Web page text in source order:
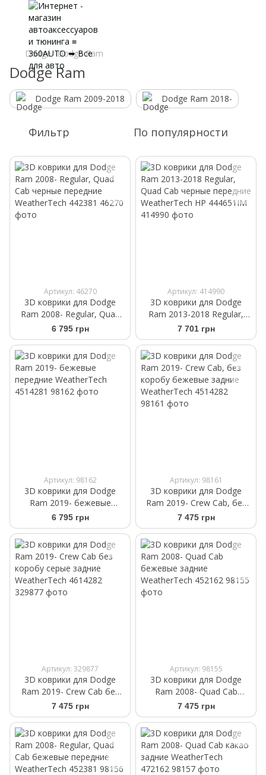
Dodge Dodge Ram
Dodge Ram
Dodge Ram 2009-2018 Dodge Ram 2018-
Фильтр По популярности
Артикул: 46270
3D коврики для Dodge
Ram 2008- Regular, Quad
Cab черные передние
WeatherTech 442381
6 795 грн
Артикул: 414990
3D коврики для Dodge
Ram 2013-2018 Regular,
Quad Cab черные передние
WeatherTech HP 444651IM
7 701 грн
Артикул: 98162
3D коврики для Dodge
Ram 2019- бежевые
передние WeatherTech
4514281
6 795 грн
Артикул: 98161
3D коврики для Dodge
Ram 2019- Crew Cab, без
коробу бежевые задние
WeatherTech 4514282
7 475 грн
Артикул: 329877
3D коврики для Dodge
Ram 2019- Crew Cab без
коробу серые задние
WeatherTech 4614282
7 475 грн
Артикул: 98155
3D коврики для Dodge
Ram 2008- Quad Cab
бежевые задние
WeatherTech 452162
7 475 грн